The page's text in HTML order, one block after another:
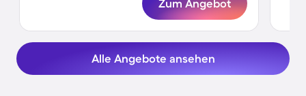
Zum Angebot
Alle Angebote ansehen